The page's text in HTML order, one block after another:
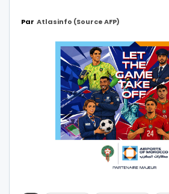
Par Atlasinfo (source AFP)